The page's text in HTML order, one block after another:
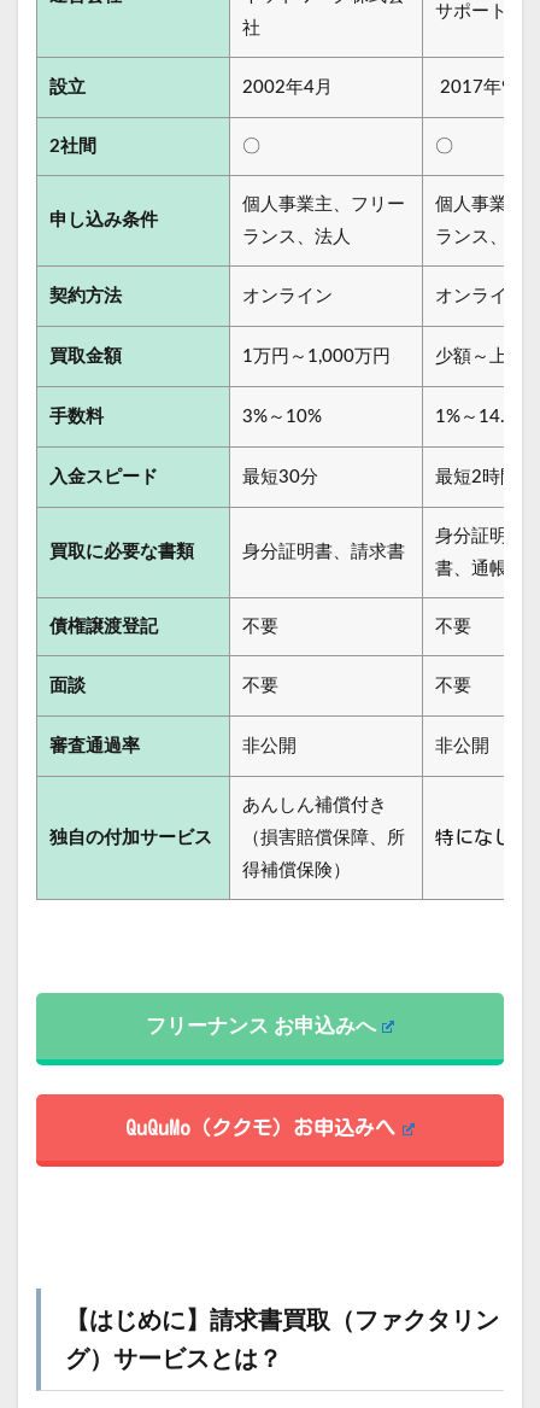
社
サポート
設立 2002年4月 2017年9月
2社間 〇 〇
申し込み条件
個人事業主、フリー
ランス、法人
個人事業主
ランス、法
契約方法 オンライン オンライン
買取金額 1万円～1,000万円 少額～上限
手数料 3%～10% 1%～14.8%
入金スピード 最短30分 最短2時間
買取に必要な書類 身分証明書、請求書
身分証明書
書、通帳コ
債権譲渡登記 不要 不要
面談 不要 不要
審査通過率 非公開 非公開
独自の付加サービス
あんしん補償付き
（損害賠償保障、所
得補償保険）
特になし
フリーナンス お申込みへ
QuQuMo（ククモ）お申込みへ
【はじめに】請求書買取（ファクタリン
グ）サービスとは？